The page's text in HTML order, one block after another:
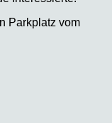
Parkplatz vom